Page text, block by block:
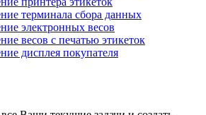
терминала сбора данных
электронных весов
весов с печатью этикеток
дисплея покупателя